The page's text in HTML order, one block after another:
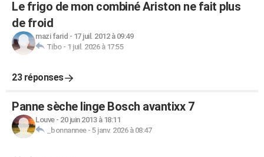
Le frigo de mon combiné Ariston ne fait plus
de froid
mazi farid - 17 juil. 2012 à 09:49
Tibo- 1 juil. 2026 à 17:55
23 réponses
Panne sèche linge Bosch avantixx 7
Louve- 20 juin 2013 à 18:11
_bonnannee- 5 janv. 2026 à 08:47